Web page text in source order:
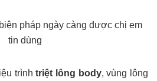
pháp ngày càng được chị em
tin dùng
trìnhtriệt lông body, vùng lông